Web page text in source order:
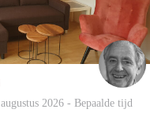
2026 - Bepaalde tijd